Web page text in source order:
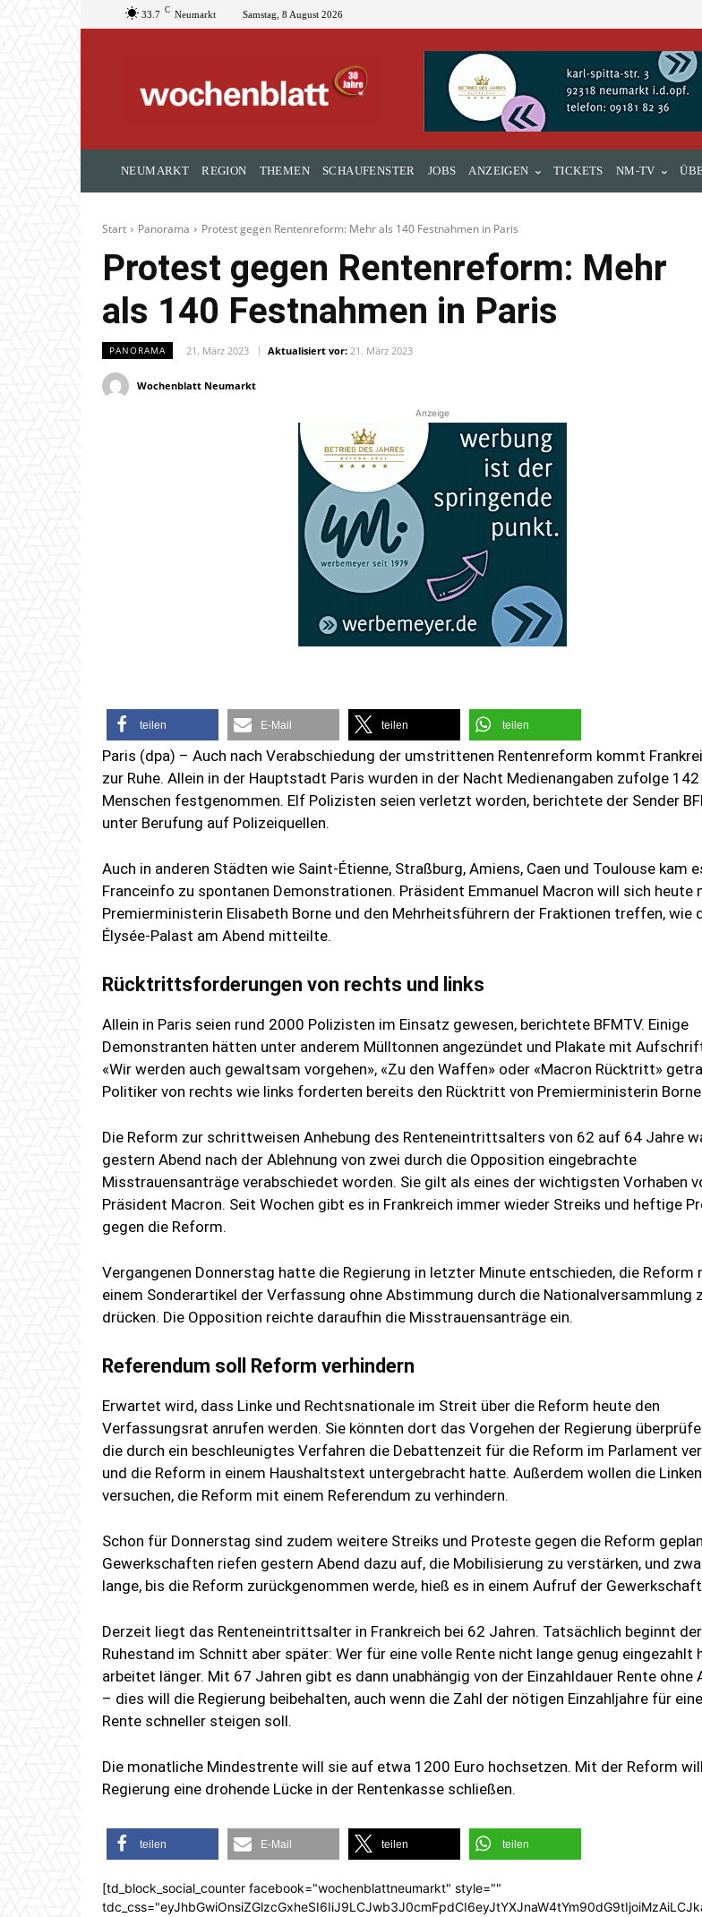
33.7 C Neumarkt Samstag, 8 August 2026
NEUMARKT REGION THEMEN SCHAUFENSTER JOBS ANZEIGEN TICKETS NM-TV
Start Panorama Protest gegen Rentenreform: Mehr als 140 Festnahmen in Paris
Protest gegen Rentenreform: Mehr
als 140 Festnahmen in Paris
PANORAMA 21. März 2023 Aktualisiert vor: 21. März 2023
Wochenblatt Neumarkt
Anzeige
teilen E-Mail teilen teilen
Paris (dpa) – Auch nach Verabschiedung der umstrittenen Rentenreform kommt
zur Ruhe. Allein in der Hauptstadt Paris wurden in der Nacht Medienangaben zufolge 142
Menschen festgenommen. Elf Polizisten seien verletzt worden, berichtete der Sender
unter Berufung auf Polizeiquellen.
Auch in anderen Städten wie Saint-Étienne, Straßburg, Amiens, Caen und Toulouse kam
Franceinfo zu spontanen Demonstrationen. Präsident Emmanuel Macron will sich heute
Premierministerin Elisabeth Borne und den Mehrheitsführern der Fraktionen treffen, wie
Élysée-Palast am Abend mitteilte.
Rücktrittsforderungen von rechts und links
Allein in Paris seien rund 2000 Polizisten im Einsatz gewesen, berichtete BFMTV. Einige
Demonstranten hätten unter anderem Mülltonnen angezündet und Plakate mit
«Wir werden auch gewaltsam vorgehen», «Zu den Waffen» oder «Macron Rücktritt»
Politiker von rechts wie links forderten bereits den Rücktritt von Premierministerin
Die Reform zur schrittweisen Anhebung des Renteneintrittsalters von 62 auf 64 Jahre
gestern Abend nach der Ablehnung von zwei durch die Opposition eingebrachte
Misstrauensanträge verabschiedet worden. Sie gilt als eines der wichtigsten Vorhaben
Präsident Macron. Seit Wochen gibt es in Frankreich immer wieder Streiks und heftige
gegen die Reform.
Vergangenen Donnerstag hatte die Regierung in letzter Minute entschieden, die Reform
einem Sonderartikel der Verfassung ohne Abstimmung durch die Nationalversammlung
drücken. Die Opposition reichte daraufhin die Misstrauensanträge ein.
Referendum soll Reform verhindern
Erwartet wird, dass Linke und Rechtsnationale im Streit über die Reform heute den
Verfassungsrat anrufen werden. Sie könnten dort das Vorgehen der Regierung
die durch ein beschleunigtes Verfahren die Debattenzeit für die Reform im Parlament
und die Reform in einem Haushaltstext untergebracht hatte. Außerdem wollen die Linken
versuchen, die Reform mit einem Referendum zu verhindern.
Schon für Donnerstag sind zudem weitere Streiks und Proteste gegen die Reform
Gewerkschaften riefen gestern Abend dazu auf, die Mobilisierung zu verstärken, und
lange, bis die Reform zurückgenommen werde, hieß es in einem Aufruf der Gewerkschaft
Derzeit liegt das Renteneintrittsalter in Frankreich bei 62 Jahren. Tatsächlich beginnt der
Ruhestand im Schnitt aber später: Wer für eine volle Rente nicht lange genug eingezahlt
arbeitet länger. Mit 67 Jahren gibt es dann unabhängig von der Einzahldauer Rente ohne
– dies will die Regierung beibehalten, auch wenn die Zahl der nötigen Einzahljahre für
Rente schneller steigen soll.
Die monatliche Mindestrente will sie auf etwa 1200 Euro hochsetzen. Mit der Reform
Regierung eine drohende Lücke in der Rentenkasse schließen.
teilen E-Mail teilen teilen
[td_block_social_counter facebook="wochenblattneumarkt" style=""